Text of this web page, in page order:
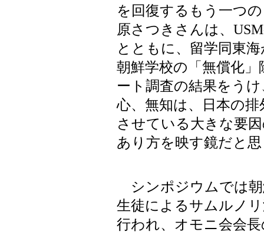
を回復するもう一つ
原さつきさんは、
とともに、留学同東
朝鮮学校の「無償化
ート調査の結果をう
心、無知は、日本の
させている大きな要
あり方を映す鏡だと
シンポジウムでは朝
生徒によるサムルノ
行われ、オモニ会会